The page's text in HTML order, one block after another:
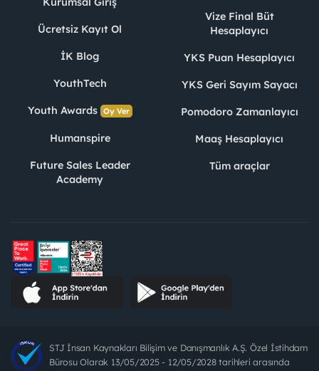
Ücretsiz Kayıt Ol
İK Blog
YouthTech
Youth Awards Oy Ver
Humanspire
Future Sales Leader
Academy
Vize Final Büt
Hesaplayıcı
YKS Puan Hesaplayıcı
YKS Geri Sayım Sayacı
Pomodoro Zamanlayıcı
Maaş Hesaplayıcı
Tüm araçlar
STJ İnsan Kaynakları Bilişim ve Danışmanlık A.Ş. Özel İstihdam
Bürosu Olarak 13/05/2025 - 12/05/2028 tarihleri arasında